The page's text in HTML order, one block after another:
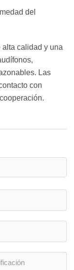
del
alta calidad y una
Las
con